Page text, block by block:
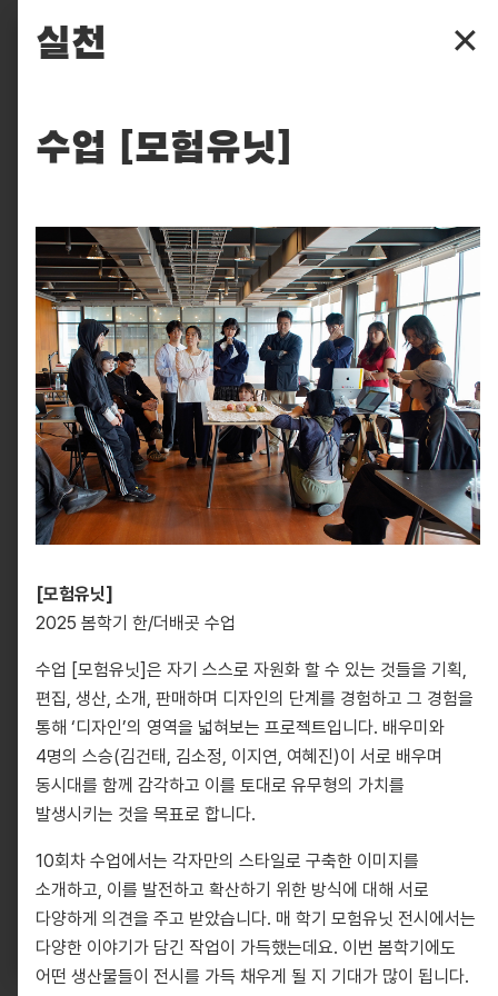
파주타이포그라피배곳
배움
후원
찾아보기
실천
피읖
실천 ✕
수업 [모험유닛]
[모험유닛]
2025 봄학기 한/더배곳 수업
수업 [모험유닛]은 자기 스스로 자원화 할 수 있는 것들을 기획,
편집, 생산, 소개, 판매하며 디자인의 단계를 경험하고 그 경험을
통해 ‘디자인’의 영역을 넓혀보는 프로젝트입니다. 배우미와
4명의 스승(김건태, 김소정, 이지연, 여혜진)이 서로 배우며
동시대를 함께 감각하고 이를 토대로 유무형의 가치를
발생시키는 것을 목표로 합니다.
10회차 수업에서는 각자만의 스타일로 구축한 이미지를
소개하고, 이를 발전하고 확산하기 위한 방식에 대해 서로
다양하게 의견을 주고 받았습니다. 매 학기 모험유닛 전시에서는
다양한 이야기가 담긴 작업이 가득했는데요. 이번 봄학기에도
어떤 생산물들이 전시를 가득 채우게 될 지 기대가 많이 됩니다.
info@pati.kr
330 Hoedong-gil, Paju-si, Gyeonggi-do 10881,
South Korea
info@pati.kr